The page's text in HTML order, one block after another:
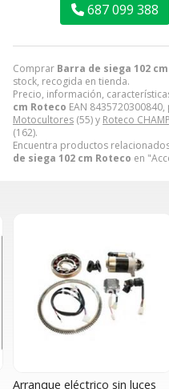
Comprar Barra de siega 102
stock, recogida en tienda.
Precio, información,
cm Roteco EAN
Motocultores (55) y Roteco
(162).
Encuentra productos
de siega 102 cm Roteco en
687 099 388
Arranque eléctrico sin luces